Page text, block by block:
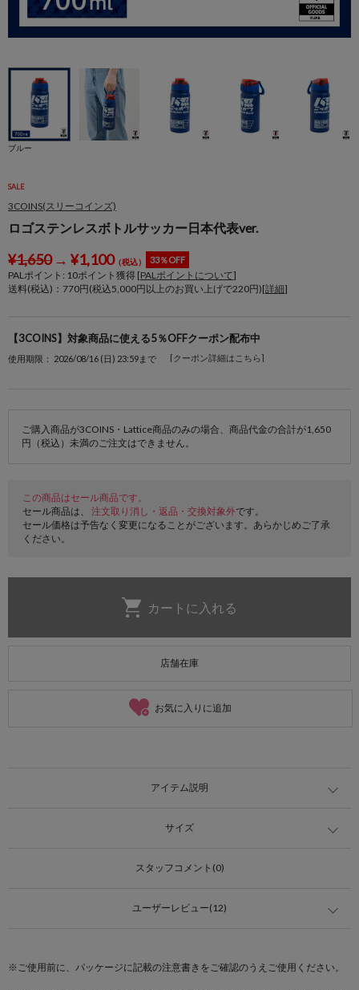
ブルー
SALE
3COINS(スリーコインズ)
ロゴステンレスボトルサッカー日本代表ver.
¥1,650→ ¥1,100（税込） 33％OFF
PALポイント: 10ポイント獲得 [PALポイントについて]
送料(税込)：770円(税込5,000円以上のお買い上げで220円)[詳細]
【3COINS】対象商品に使える5％OFFクーポン配布中
使用期限： 2026/08/16 (日) 23:59まで [クーポン詳細はこちら]
ご購入商品が3COINS・Lattice商品のみの場合、商品代金の合計が1,650
円（税込）未満のご注文はできません。
この商品はセール商品です。
セール商品は、 注文取り消し・返品・交換対象外です。
セール価格は予告なく変更になることがございます。あらかじめご了承
ください。
店舗在庫
お気に入りに追加
アイテム説明
サイズ
スタッフコメント(0)
ユーザーレビュー(12)
※ご使用前に、パッケージに記載の注意書きをご確認のうえご使用ください。